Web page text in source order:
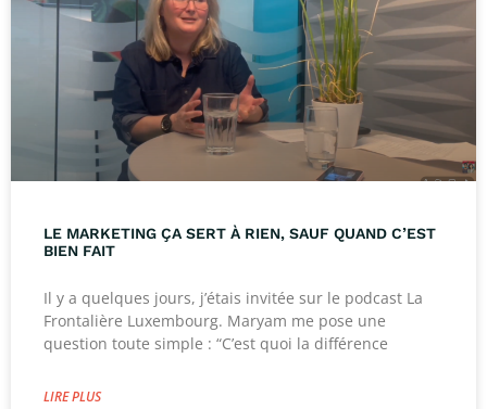
LE MARKETING ÇA SERT À RIEN, SAUF QUAND C’EST
BIEN FAIT
Il y a quelques jours, j’étais invitée sur le podcast La
Frontalière Luxembourg. Maryam me pose une
question toute simple : “C’est quoi la différence
LIRE PLUS